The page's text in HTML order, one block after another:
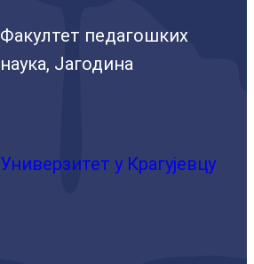
Факултет педагошких
наука, Јагодина
Универзитет у Крагујевцу